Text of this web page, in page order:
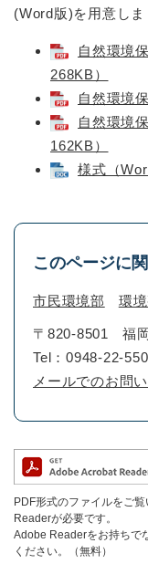
(Word版)を用意しま
自然環境
268KB）
自然環境
自然環境
162KB）
様式（
このページに
市民環境部 環
〒820-8501
福
Tel：0948-22-
メールでのお問
PDF形式のファイルをご
Readerが必要です。
Adobe Readerをお持ちで
ください。（無料）